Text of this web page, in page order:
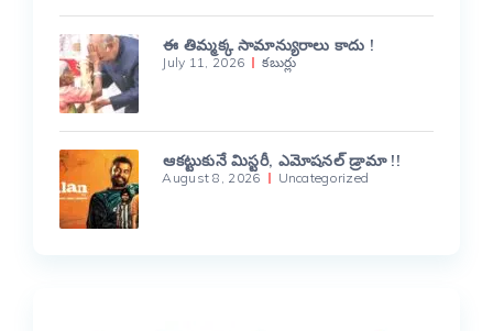
ఈ తిమ్మక్క సామాన్యురాలు కాదు !
July 11, 2026 కబుర్లు
ఆకట్టుకునే మిస్టరీ, ఎమోషనల్ డ్రామా !!
August 8, 2026 Uncategorized